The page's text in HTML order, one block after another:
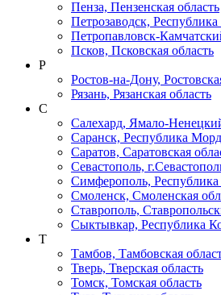
Пенза, Пензенская область
Петрозаводск,
Петропавловск-
Псков, Псковская область
Р
Ростов-на-Дону,
Рязань, Рязанская область
С
Салехард, Ямало-
Саранск, Республика
Саратов, Саратовская
Севастополь,
Симферополь,
Смоленск, Смоленская
Ставрополь,
Сыктывкар, Республика
Т
Тамбов, Тамбовская
Тверь, Тверская область
Томск, Томская область